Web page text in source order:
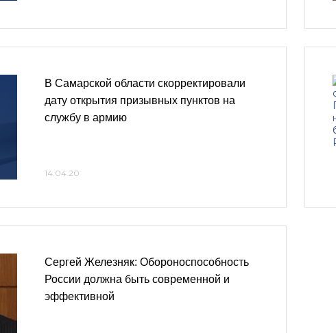
В Самарской области скорректировали
дату открытия призывных пунктов на
службу в армию
14.04.20
Сергей Железняк: Обороноспособность
России должна быть современной и
эффективной